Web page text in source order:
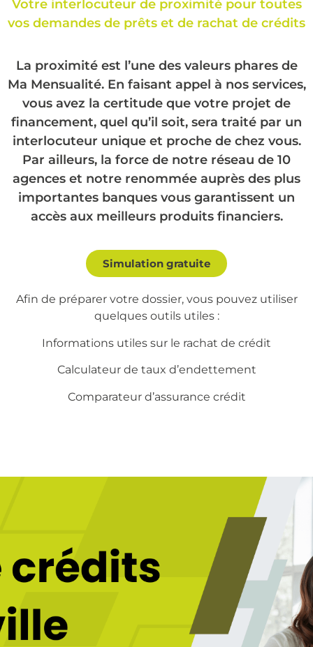
Votre interlocuteur de proximité pour toutes
vos demandes de prêts et de rachat de crédits
La proximité est l’une des valeurs phares de
Ma Mensualité. En faisant appel à nos services,
vous avez la certitude que votre projet de
financement, quel qu’il soit, sera traité par un
interlocuteur unique et proche de chez vous.
Par ailleurs, la force de notre réseau de 10
agences et notre renommée auprès des plus
importantes banques vous garantissent un
accès aux meilleurs produits financiers.
Simulation gratuite
Afin de préparer votre dossier, vous pouvez utiliser
quelques outils utiles :
Informations utiles sur le rachat de crédit
Calculateur de taux d’endettement
Comparateur d’assurance crédit